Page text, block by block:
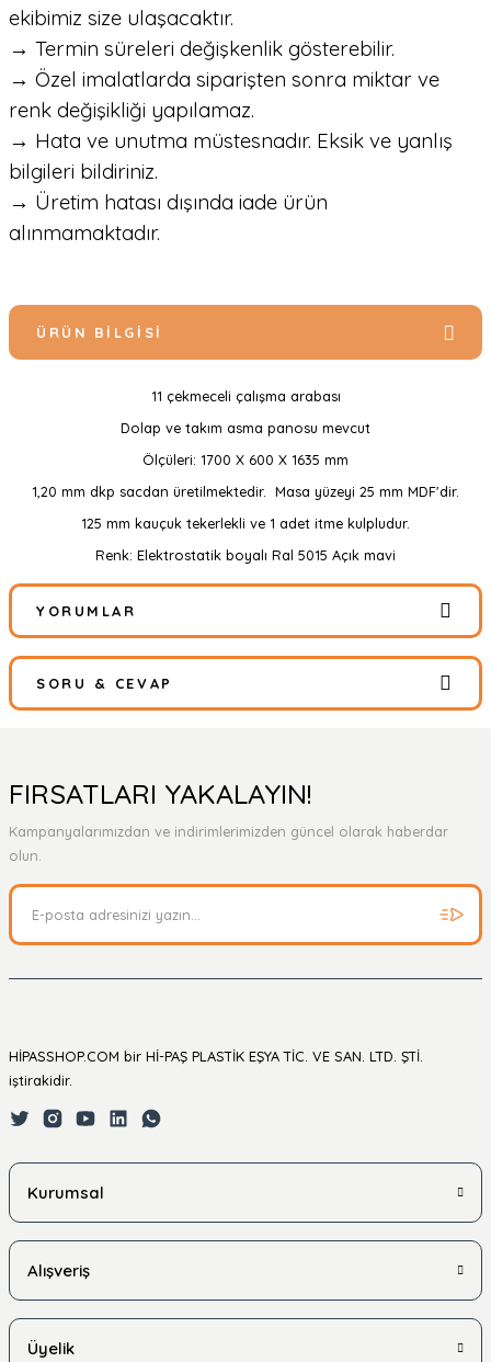
ekibimiz size ulaşacaktır.
→ Termin süreleri değişkenlik gösterebilir.
→ Özel imalatlarda siparişten sonra miktar ve
renk değişikliği yapılamaz.
→ Hata ve unutma müstesnadır. Eksik ve yanlış
bilgileri bildiriniz.
→ Üretim hatası dışında iade ürün
alınmamaktadır.
ÜRÜN BILGISI
11 çekmeceli çalışma arabası
Dolap ve takım asma panosu mevcut
Ölçüleri: 1700 X 600 X 1635 mm
1,20 mm dkp sacdan üretilmektedir. Masa yüzeyi 25 mm MDF'dir.
125 mm kauçuk tekerlekli ve 1 adet itme kulpludur.
Renk: Elektrostatik boyalı Ral 5015 Açık mavi
YORUMLAR
Bu ürüne ilk yorumu siz yapın!
Yorum Yaz
SORU & CEVAP
Ürün hakkında henüz soru sorulmamış.
FIRSATLARI YAKALAYIN!
Kampanyalarımızdan ve indirimlerimizden güncel olarak haberdar
olun.
HİPASSHOP.COM bir Hİ-PAŞ PLASTİK EŞYA TİC. VE SAN. LTD. ŞTİ.
iştirakidir.
Kurumsal
Alışveriş
Üyelik